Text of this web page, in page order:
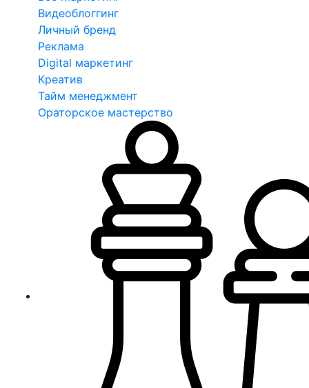
Видеоблоггинг
Личный бренд
Реклама
Digital маркетинг
Креатив
Тайм менеджмент
Ораторское мастерство